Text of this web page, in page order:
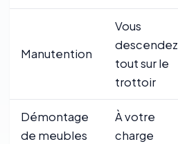
Manutention
Vous
descendez
tout sur le
trottoir
Démontage
de meubles
À votre
charge